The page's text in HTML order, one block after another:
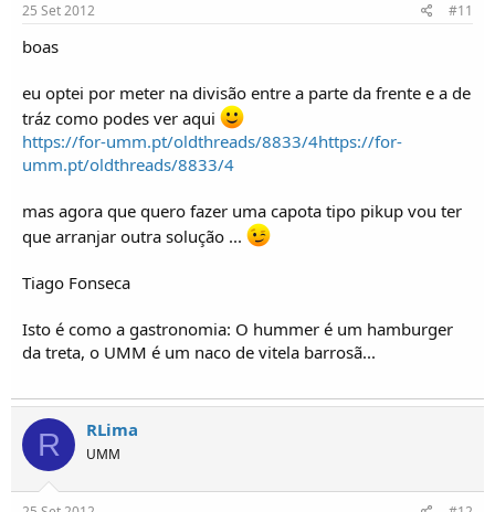
25 Set 2012 #11
boas
eu optei por meter na divisão entre a parte da frente e a de
tráz como podes ver aqui
https://for-umm.pt/oldthreads/8833/4https://for-
umm.pt/oldthreads/8833/4
mas agora que quero fazer uma capota tipo pikup vou ter
que arranjar outra solução ...
Tiago Fonseca
Isto é como a gastronomia: O hummer é um hamburger
da treta, o UMM é um naco de vitela barrosã...
R RLima
UMM